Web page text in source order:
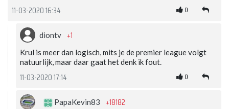
11-03-2020 16:34 0
diontv +1
Krul is meer dan logisch, mits je de premier league volgt
natuurlijk, maar daar gaat het denk ik fout.
11-03-2020 17:14 0
PapaKevin83 +18182